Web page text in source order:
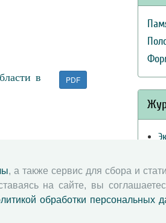
в
PDF
, а также сервис для сбора и
на сайте, вы
обработки персональных